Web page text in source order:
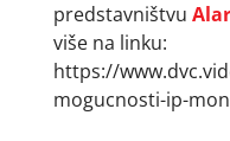
predstavništvu
više na linku:
https://
mogucnosti-ip-